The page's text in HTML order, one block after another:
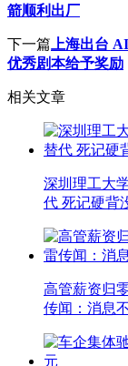
箭顺利出厂
下一篇 上海出台
优秀剧本给予奖励
相关文章
深圳理工大
代 死记硬背
高管薪资归
传闻：消息